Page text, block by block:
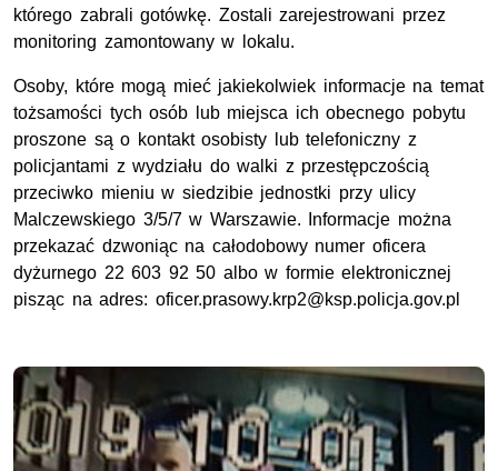
którego zabrali gotówkę. Zostali zarejestrowani przez
monitoring zamontowany w lokalu.
Osoby, które mogą mieć jakiekolwiek informacje na temat
tożsamości tych osób lub miejsca ich obecnego pobytu
proszone są o kontakt osobisty lub telefoniczny z
policjantami z wydziału do walki z przestępczością
przeciwko mieniu w siedzibie jednostki przy ulicy
Malczewskiego 3/5/7 w Warszawie. Informacje można
przekazać dzwoniąc na całodobowy numer oficera
dyżurnego 22 603 92 50 albo w formie elektronicznej
pisząc na adres: oficer.prasowy.krp2@ksp.policja.gov.pl